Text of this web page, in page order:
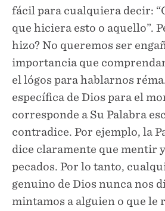
fácil para cualquiera decir:
que hiciera esto o aquello”.
hizo? No queremos ser
importancia que
el lógos para hablarnos
específica de Dios para el
corresponde a Su Palabra
contradice. Por ejemplo, la
dice claramente que mentir
pecados. Por lo tanto,
genuino de Dios nunca nos
mintamos a alguien o que le